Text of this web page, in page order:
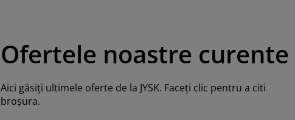
Ofertele noastre curente
Aici găsiţi ultimele oferte de la JYSK. Faceţi clic pentru a citi
broşura.